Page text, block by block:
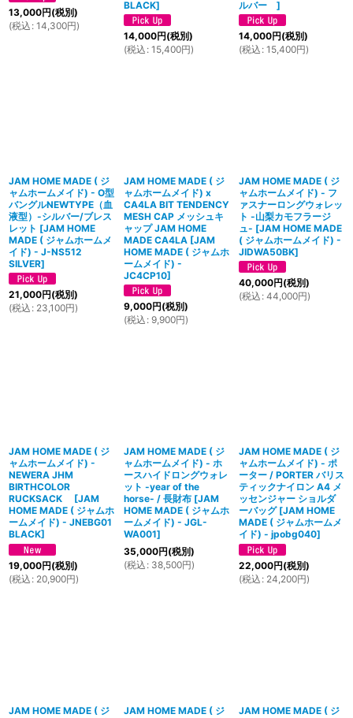
13,000円(税別)
(税込 : 14,300円)
BLACK]
14,000円(税別)
(税込 : 15,400円)
ルバー ]
14,000円(税別)
(税込 : 15,400円)
JAM HOME MADE ( ジ
ャムホームメイド) - O型
バングルNEWTYPE（血
液型）-シルバー/ブレス
レット [JAM HOME
MADE ( ジャムホームメ
イド) - J-NS512
SILVER]
21,000円(税別)
(税込 : 23,100円)
JAM HOME MADE ( ジ
ャムホームメイド) x
CA4LA BIT TENDENCY
MESH CAP メッシュキ
ャップ JAM HOME
MADE CA4LA [JAM
HOME MADE ( ジャムホ
ームメイド) -
JC4CP10]
9,000円(税別)
(税込 : 9,900円)
JAM HOME MADE ( ジ
ャムホームメイド) - フ
ァスナーロングウォレッ
ト -山梨カモフラージ
ュ- [JAM HOME MADE
( ジャムホームメイド) -
JIDWA50BK]
40,000円(税別)
(税込 : 44,000円)
JAM HOME MADE ( ジ
ャムホームメイド) -
NEWERA JHM
BIRTHCOLOR
RUCKSACK
[JAM
HOME MADE ( ジャムホ
ームメイド) - JNEBG01
BLACK]
19,000円(税別)
(税込 : 20,900円)
JAM HOME MADE ( ジ
ャムホームメイド) - ホ
ースハイドロングウォレ
ット -year of the
horse- / 長財布 [JAM
HOME MADE ( ジャムホ
ームメイド) - JGL-
WA001]
35,000円(税別)
(税込 : 38,500円)
JAM HOME MADE ( ジ
ャムホームメイド) - ポ
ーター / PORTER バリス
ティックナイロン A4 メ
ッセンジャー ショルダ
ーバッグ [JAM HOME
MADE ( ジャムホームメ
イド) - jpobg040]
22,000円(税別)
(税込 : 24,200円)
JAM HOME MADE ( ジ
JAM HOME MADE ( ジ
JAM HOME MADE ( ジ